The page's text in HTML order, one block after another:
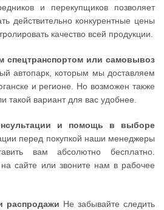
и перекупщиков позволяет
действительно конкурентные цены
качество всей продукции.
спецтранспортом или самовывоз
автопарк, которым мы доставляем
и регионе. Но возможен также
такой вариант для вас удобнее.
и помощь в выборе
перед покупкой наши менеджеры
вам абсолютно бесплатно.
на сайте или звоните нам в рабочее
распродажи Не забывайте следить